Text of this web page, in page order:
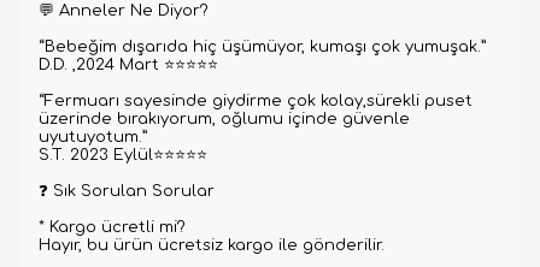
💬 Anneler Ne Diyor?
“Bebeğim dışarıda hiç üşümüyor, kumaşı çok yumuşak.”
D.D. ,2024 Mart ⭐⭐⭐⭐⭐
“Fermuarı sayesinde giydirme çok kolay,sürekli puset
üzerinde bırakıyorum, oğlumu içinde güvenle
uyutuyotum.”
S.T. 2023 Eylül⭐⭐⭐⭐⭐
❓ Sık Sorulan Sorular
* Kargo ücretli mi?
Hayır, bu ürün ücretsiz kargo ile gönderilir.